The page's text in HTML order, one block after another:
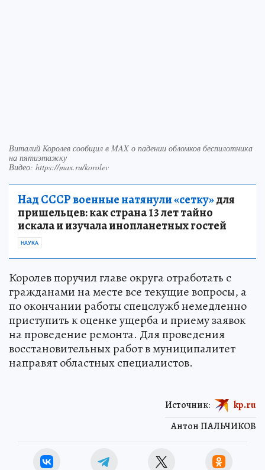
Виталий Королев сообщил в MAX о падении обломков беспилотника
на пятиэтажку
Видео: https://max.ru/korolev
Над СССР военные натянули «сетку»для
пришельцев: как страна 13 лет тайно
искала и изучала инопланетных гостей
НАУКА
Королев поручил главе округа отработать с
гражданами на месте все текущие вопросы, а
по окончании работы спецслужб немедленно
приступить к оценке ущерба и приему заявок
на проведение ремонта. Для проведения
восстановительных работ в муниципалитет
направят областных специалистов.
Антон ПАЛЬЧИКОВ
Источник: kp.ru